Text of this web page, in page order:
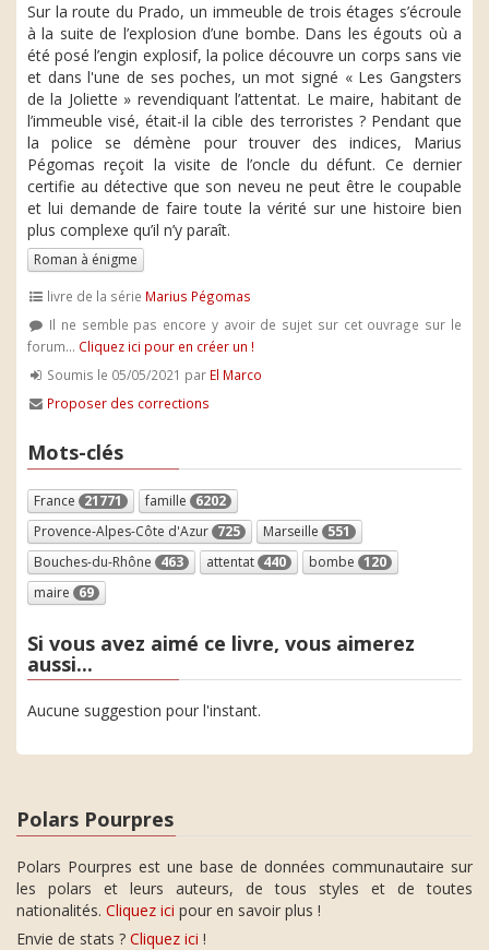
Sur la route du Prado, un immeuble de trois étages s’écroule
à la suite de l’explosion d’une bombe. Dans les égouts où a
été posé l’engin explosif, la police découvre un corps sans vie
et dans l'une de ses poches, un mot signé « Les Gangsters
de la Joliette » revendiquant l’attentat. Le maire, habitant de
l’immeuble visé, était-il la cible des terroristes ? Pendant que
la police se démène pour trouver des indices, Marius
Pégomas reçoit la visite de l’oncle du défunt. Ce dernier
certifie au détective que son neveu ne peut être le coupable
et lui demande de faire toute la vérité sur une histoire bien
plus complexe qu’il n’y paraît.
Roman à énigme
livre de la série Marius Pégomas
Il ne semble pas encore y avoir de sujet sur cet ouvrage sur le
forum... Cliquez ici pour en créer un !
Soumis le 05/05/2021 par El Marco
Proposer des corrections
Mots-clés
France 21771 famille 6202
Provence-Alpes-Côte d'Azur 725 Marseille 551
Bouches-du-Rhône 463 attentat 440 bombe 120
maire 69
Si vous avez aimé ce livre, vous aimerez
aussi...
Aucune suggestion pour l'instant.
Polars Pourpres
Polars Pourpres est une base de données communautaire sur
les polars et leurs auteurs, de tous styles et de toutes
nationalités. Cliquez ici pour en savoir plus !
Envie de stats ? Cliquez ici !